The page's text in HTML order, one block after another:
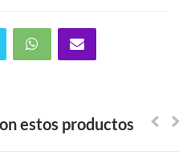
estos productos